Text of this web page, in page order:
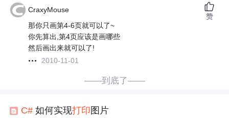
CraxyMouse
那你只画第4-6页就可以了~
你先算出,第4页应该是画哪些
然后画出来就可以了!
2010-11-01
赞
——到底了——
C# 如何实现打印 图片